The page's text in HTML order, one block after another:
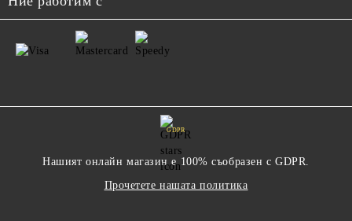
GDPR
Нашият онлайн магазин е 100% съобразен с GDPR.
Прочетете нашата политика